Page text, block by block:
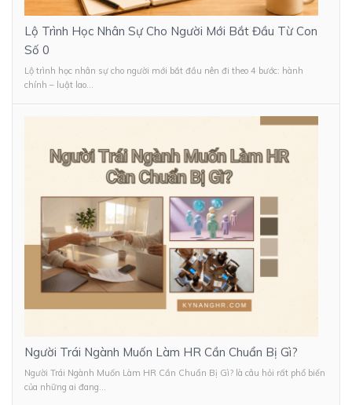
Lộ Trình Học Nhân Sự Cho Người Mới Bắt Đầu Từ Con
Số 0
Lộ trình học nhân sự cho người mới bắt đầu nên đi theo 4 bước: hành
chính – luật lao...
Người Trái Ngành Muốn Làm HR Cần Chuẩn Bị Gì?
Người Trái Ngành Muốn Làm HR Cần Chuẩn Bị Gì? là câu hỏi rất phổ biến
của những ai đang...